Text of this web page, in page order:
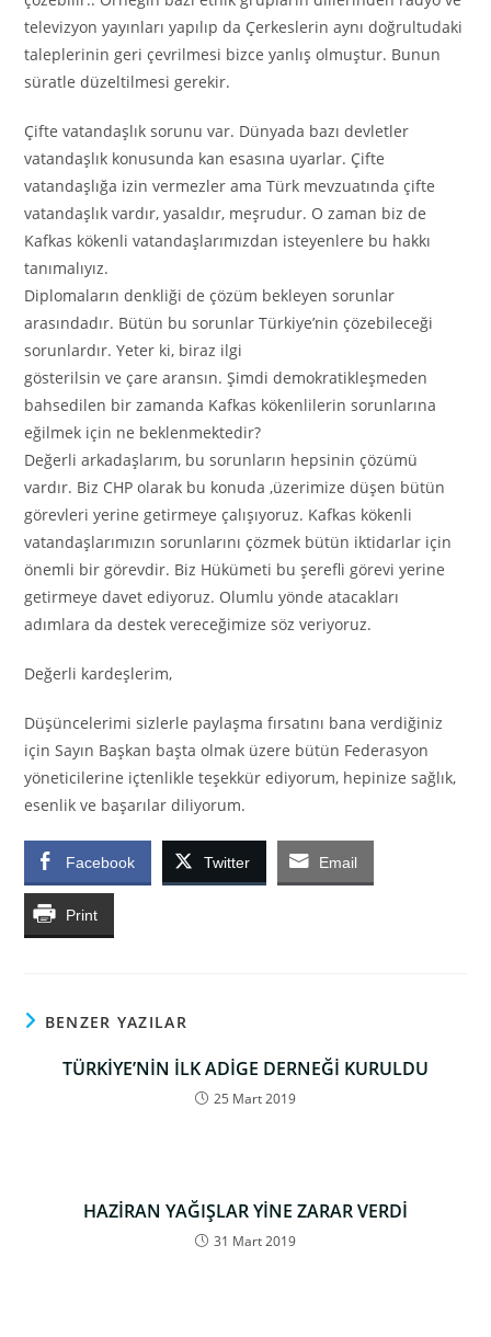
televizyon yayınları yapılıp da Çerkeslerin aynı doğrultudaki
taleplerinin geri çevrilmesi bizce yanlış olmuştur. Bunun
süratle düzeltilmesi gerekir.
Çifte vatandaşlık sorunu var. Dünyada bazı devletler
vatandaşlık konusunda kan esasına uyarlar. Çifte
vatandaşlığa izin vermezler ama Türk mevzuatında çifte
vatandaşlık vardır, yasaldır, meşrudur. O zaman biz de
Kafkas kökenli vatandaşlarımızdan isteyenlere bu hakkı
tanımalıyız.
Diplomaların denkliği de çözüm bekleyen sorunlar
arasındadır. Bütün bu sorunlar Türkiye’nin çözebileceği
sorunlardır. Yeter ki, biraz ilgi
gösterilsin ve çare aransın. Şimdi demokratikleşmeden
bahsedilen bir zamanda Kafkas kökenlilerin sorunlarına
eğilmek için ne beklenmektedir?
Değerli arkadaşlarım, bu sorunların hepsinin çözümü
vardır. Biz CHP olarak bu konuda ,üzerimize düşen bütün
görevleri yerine getirmeye çalışıyoruz. Kafkas kökenli
vatandaşlarımızın sorunlarını çözmek bütün iktidarlar için
önemli bir görevdir. Biz Hükümeti bu şerefli görevi yerine
getirmeye davet ediyoruz. Olumlu yönde atacakları
adımlara da destek vereceğimize söz veriyoruz.
Değerli kardeşlerim,
Düşüncelerimi sizlerle paylaşma fırsatını bana verdiğiniz
için Sayın Başkan başta olmak üzere bütün Federasyon
yöneticilerine içtenlikle teşekkür ediyorum, hepinize sağlık,
esenlik ve başarılar diliyorum.
Facebook Twitter Email
Print
BENZER YAZILAR
TÜRKİYE’NİN İLK ADİGE DERNEĞİ KURULDU
25 Mart 2019
HAZİRAN YAĞIŞLAR YİNE ZARAR VERDİ
31 Mart 2019